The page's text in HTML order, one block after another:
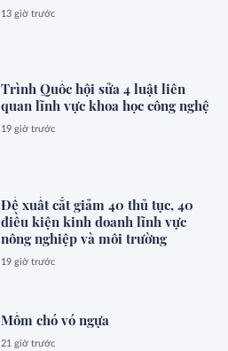
13 giờ trước
Trình Quốc hội sửa 4 luật liên
quan lĩnh vực khoa học công nghệ
19 giờ trước
Đề xuất cắt giảm 40 thủ tục, 40
điều kiện kinh doanh lĩnh vực
nông nghiệp và môi trường
19 giờ trước
Mồm chó vó ngựa
21 giờ trước